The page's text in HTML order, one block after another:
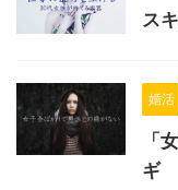
ス
婚活
「
ギ